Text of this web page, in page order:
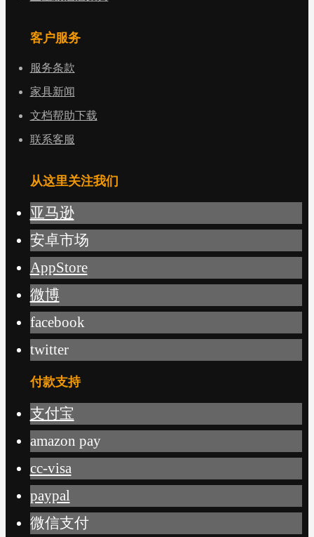
客户服务
服务条款
家具新闻
文档帮助下载
联系客服
从这里关注我们
亚马逊
安卓市场
AppStore
微博
facebook
twitter
付款支持
支付宝
amazon pay
cc-visa
paypal
微信支付